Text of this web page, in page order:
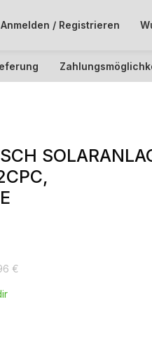
Anmelden / Registrieren
€